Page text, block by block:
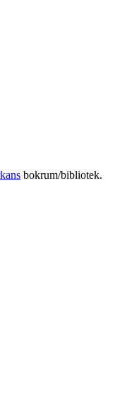
bokrum/bibliotek.